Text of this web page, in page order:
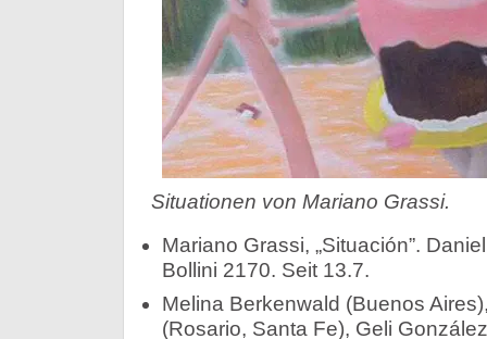
Situationen von Mariano Grassi.
Mariano Grassi, „Situación”.
Bollini 2170. Seit 13.7.
Melina Berkenwald (Buenos
(Rosario, Santa Fe), Geli